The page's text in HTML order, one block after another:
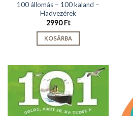
100 állomás – 100 kaland –
Hadvezérek
2990Ft
KOSÁRBA